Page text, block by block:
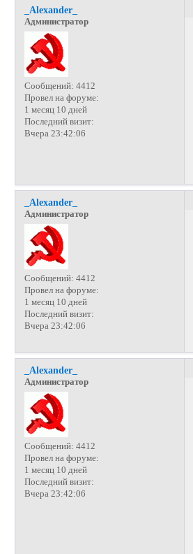
_Alexander_
Администратор
Сообщений: 4412
Провел на форуме:
1 месяц 10 дней
Последний визит:
Вчера 23:42:06
_Alexander_
Администратор
Сообщений: 4412
Провел на форуме:
1 месяц 10 дней
Последний визит:
Вчера 23:42:06
_Alexander_
Администратор
Сообщений: 4412
Провел на форуме:
1 месяц 10 дней
Последний визит:
Вчера 23:42:06